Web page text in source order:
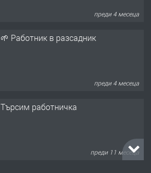
преди 4 месеца
🌱 Работник в разсадник
преди 4 месеца
Търсим работничка
преди 11 месеца